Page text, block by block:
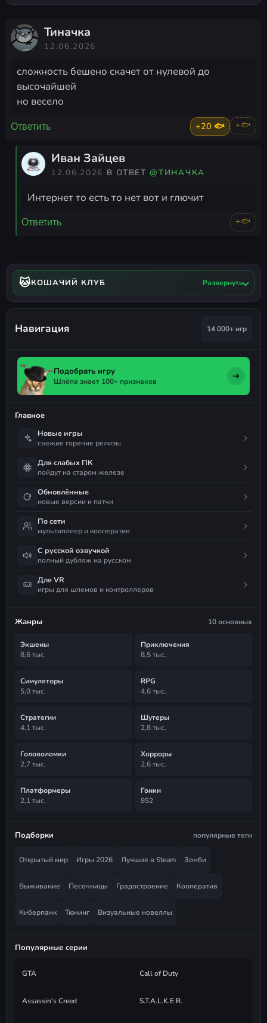
Тиначка
12.06.2026
сложность бешено скачет от нулевой до
высочайшей
но весело
Ответить +20 🐟 +🐟
Иван Зайцев
12.06.2026 В ОТВЕТ@ТИНАЧКА
Интернет то есть то нет вот и глючит
Ответить +🐟
🐱КОШАЧИЙ КЛУБ Развернуть
Навигация 14 000+ игр
Подобрать игру
Шлёпа знает 100+ признаков
Главное
Новые игры
свежие горячие релизы
Для слабых ПК
пойдут на старом железе
Обновлённые
новые версии и патчи
По сети
мультиплеер и кооператив
С русской озвучкой
полный дубляж на русском
Для VR
игры для шлемов и контроллеров
Жанры 10 основных
Экшены
8,6 тыс.
Приключения
8,5 тыс.
Симуляторы
5,0 тыс.
RPG
4,6 тыс.
Стратегии
4,1 тыс.
Шутеры
2,8 тыс.
Головоломки
2,7 тыс.
Хорроры
2,6 тыс.
Платформеры
2,1 тыс.
Гонки
852
Подборки популярные теги
Открытый мир Игры 2026 Лучшие в Steam Зомби
Выживание Песочницы Градостроение Кооператив
Киберпанк Тюнинг Визуальные новеллы
Популярные серии
GTA Call of Duty
Assassin's Creed S.T.A.L.K.E.R.